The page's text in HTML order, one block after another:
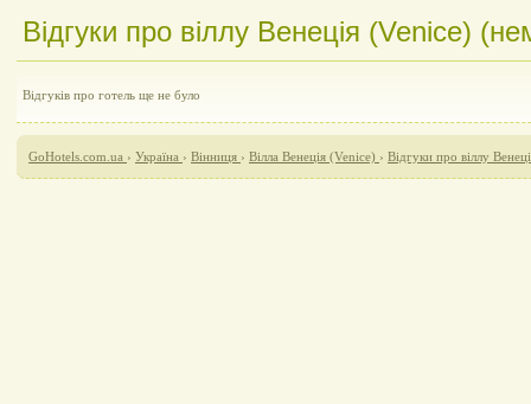
Відгуки про віллу Венеція (Venice)
Відгуків про готель ще не було
GoHotels.com.ua › Україна › Вінниця › Вілла Венеція (Venice) › Відгуки про віллу